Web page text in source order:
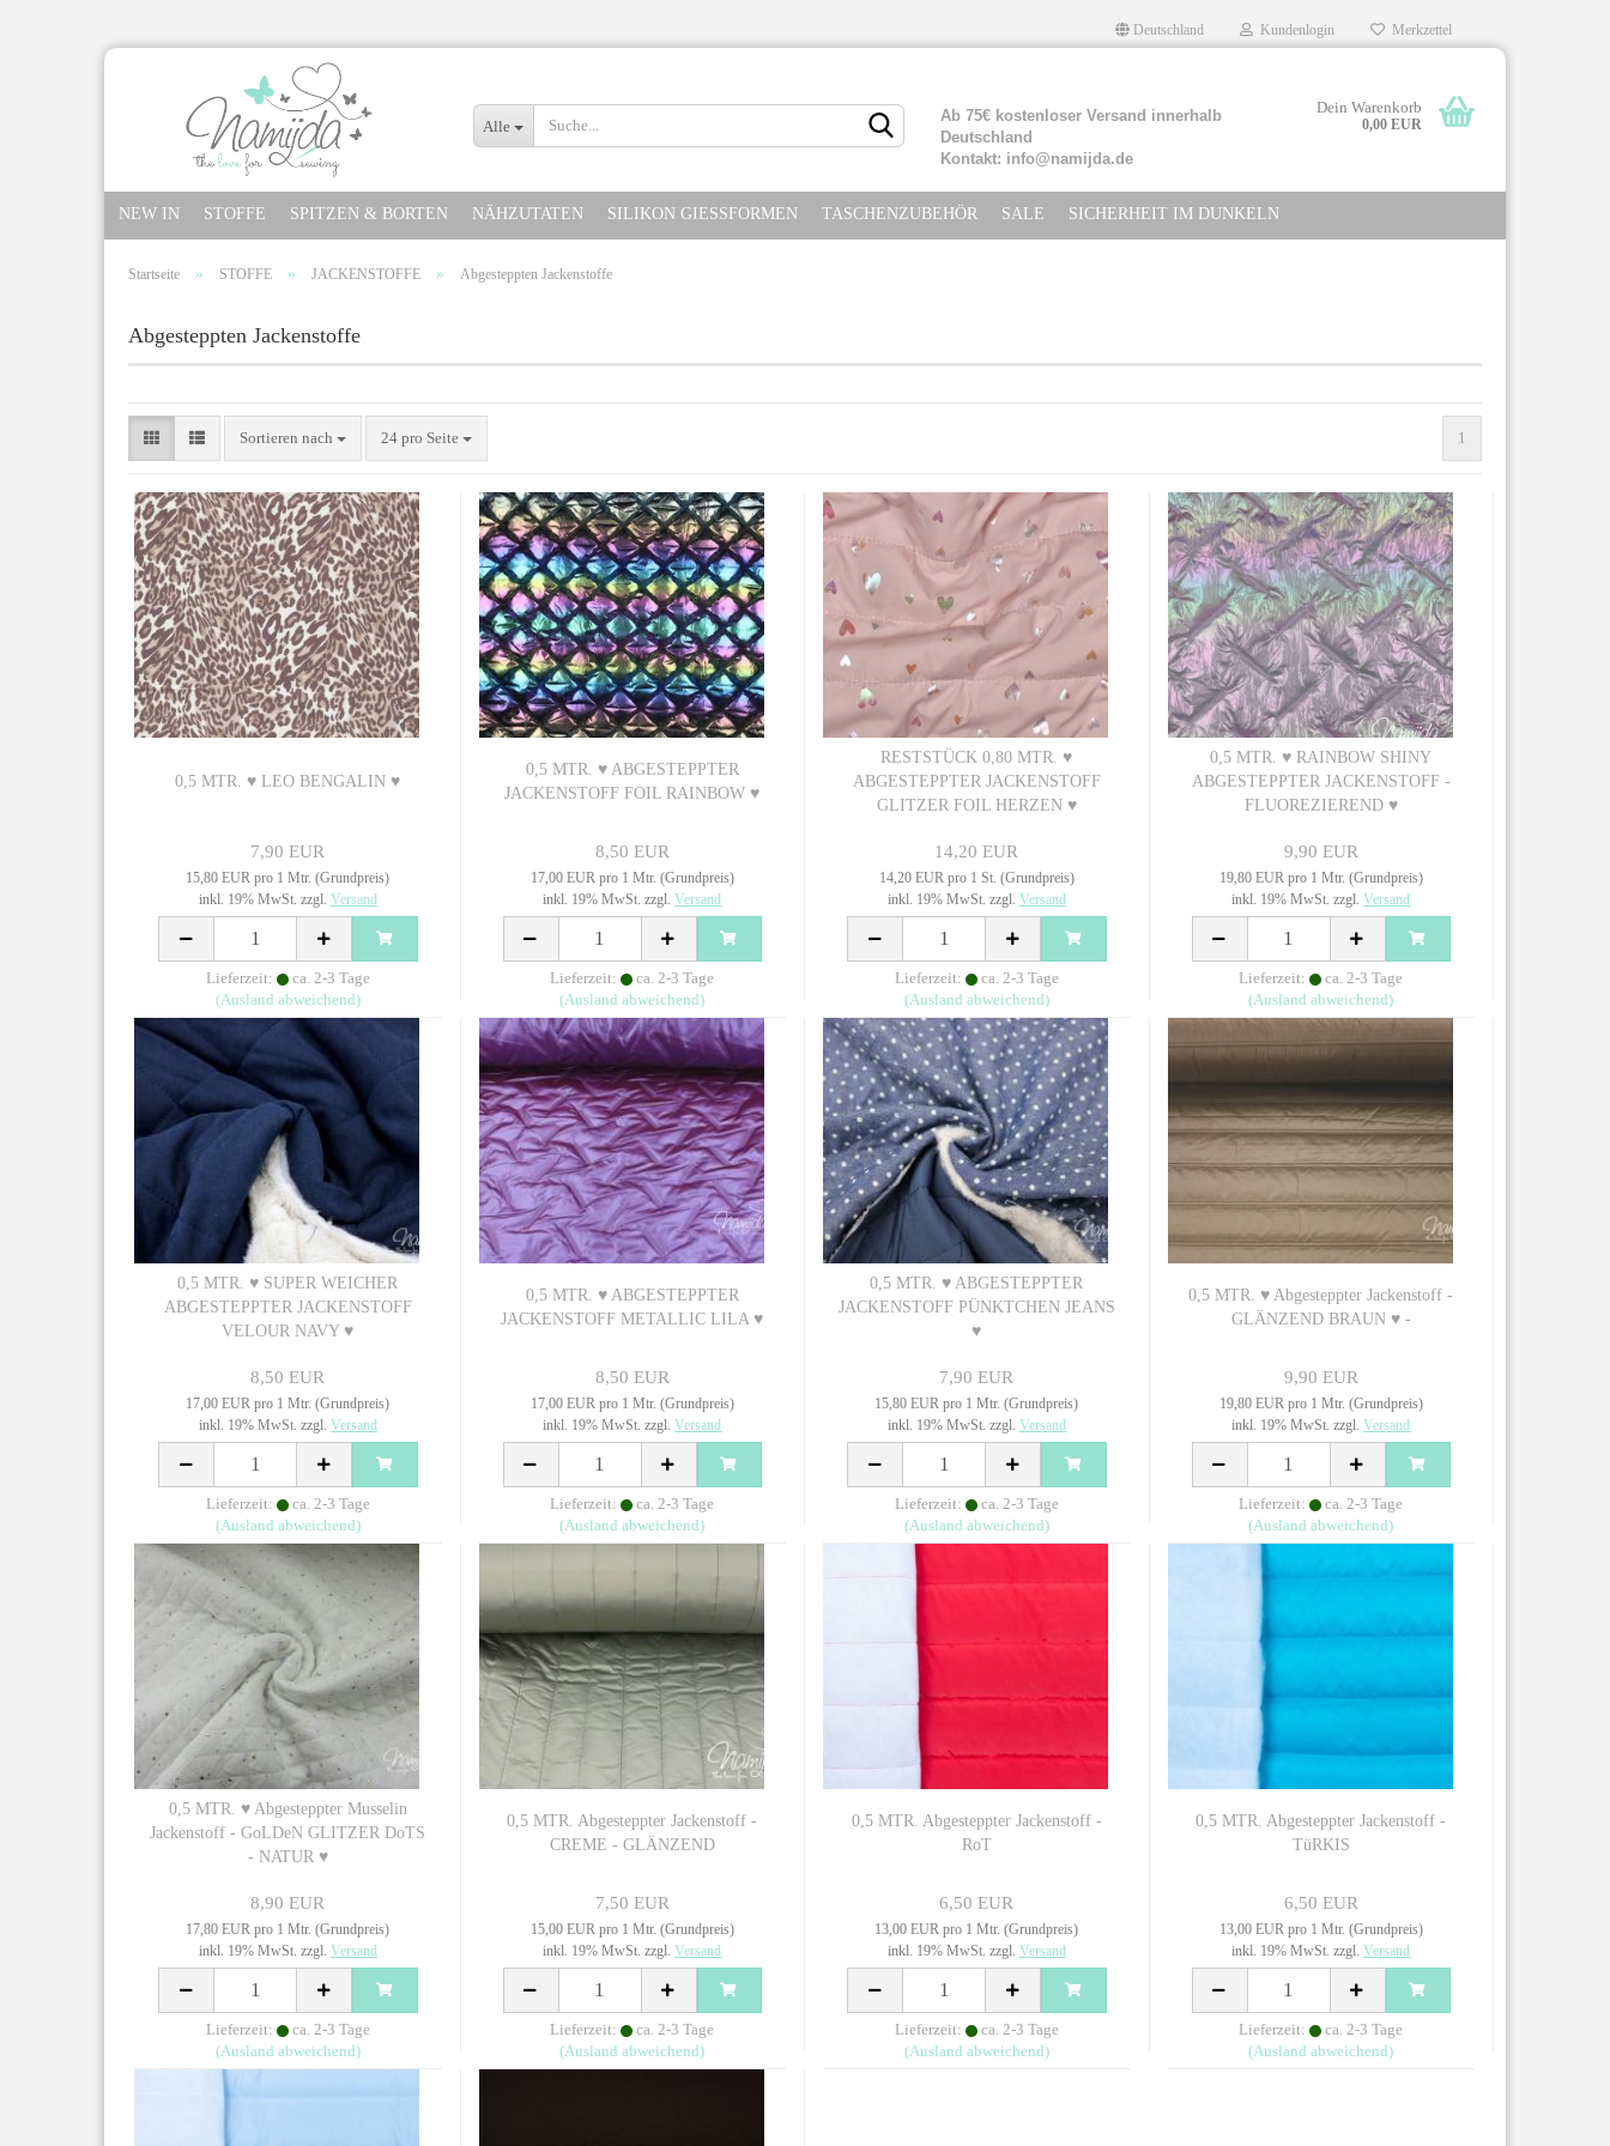
Deutschland Kundenlogin
Konto erstellen
Merkzettel
Alle
Ab 75€ kostenloser Versand innerhalb
Deutschland
Kontakt: info@namijda.de
Dein Warenkorb
0,00 EUR
NEW IN STOFFE SPITZEN & BORTEN NÄHZUTATEN SILIKON GIESSFORMEN TASCHENZUBEHÖR SALE SICHERHEIT IM DUNKELN
Startseite » STOFFE » JACKENSTOFFE » Abgesteppten Jackenstoffe
Abgesteppten Jackenstoffe
Sortieren nach 24 pro Seite 1
0,5 MTR. ♥ LEO BENGALIN ♥
7,90 EUR
15,80 EUR pro 1 Mtr. (Grundpreis)
inkl. 19% MwSt. zzgl. Versand
Lieferzeit:
ca. 2-3 Tage
(Ausland abweichend)
0,5 MTR. ♥ ABGESTEPPTER
JACKENSTOFF FOIL RAINBOW ♥
8,50 EUR
17,00 EUR pro 1 Mtr. (Grundpreis)
inkl. 19% MwSt. zzgl.Versand
Lieferzeit:
ca. 2-3 Tage
(Ausland abweichend)
RESTSTÜCK 0,80 MTR. ♥
ABGESTEPPTER JACKENSTOFF
GLITZER FOIL HERZEN ♥
14,20 EUR
14,20 EUR pro 1 St. (Grundpreis)
inkl. 19% MwSt. zzgl. Versand
Lieferzeit:
ca. 2-3 Tage
(Ausland abweichend)
0,5 MTR. ♥ RAINBOW SHINY
ABGESTEPPTER JACKENSTOFF -
FLUOREZIEREND ♥
9,90 EUR
19,80 EUR pro 1 Mtr. (Grundpreis)
inkl. 19% MwSt. zzgl.Versand
Lieferzeit:
ca. 2-3 Tage
(Ausland abweichend)
0,5 MTR. ♥ SUPER WEICHER
ABGESTEPPTER JACKENSTOFF
VELOUR NAVY ♥
8,50 EUR
17,00 EUR pro 1 Mtr. (Grundpreis)
inkl. 19% MwSt. zzgl. Versand
Lieferzeit:
ca. 2-3 Tage
(Ausland abweichend)
0,5 MTR. ♥ ABGESTEPPTER
JACKENSTOFF METALLIC LILA ♥
8,50 EUR
17,00 EUR pro 1 Mtr. (Grundpreis)
inkl. 19% MwSt. zzgl.Versand
Lieferzeit:
ca. 2-3 Tage
(Ausland abweichend)
0,5 MTR. ♥ ABGESTEPPTER
JACKENSTOFF PÜNKTCHEN JEANS
♥
7,90 EUR
15,80 EUR pro 1 Mtr. (Grundpreis)
inkl. 19% MwSt. zzgl. Versand
Lieferzeit:
ca. 2-3 Tage
(Ausland abweichend)
0,5 MTR. ♥ Abgesteppter Jackenstoff -
GLÄNZEND BRAUN ♥ -
9,90 EUR
19,80 EUR pro 1 Mtr. (Grundpreis)
inkl. 19% MwSt. zzgl.Versand
Lieferzeit:
ca. 2-3 Tage
(Ausland abweichend)
0,5 MTR. ♥ Abgesteppter Musselin
Jackenstoff - GoLDeN GLITZER DoTS
- NATUR ♥
8,90 EUR
17,80 EUR pro 1 Mtr. (Grundpreis)
inkl. 19% MwSt. zzgl. Versand
Lieferzeit:
ca. 2-3 Tage
(Ausland abweichend)
0,5 MTR. Abgesteppter Jackenstoff -
CREME - GLÄNZEND
7,50 EUR
15,00 EUR pro 1 Mtr. (Grundpreis)
inkl. 19% MwSt. zzgl.Versand
Lieferzeit:
ca. 2-3 Tage
(Ausland abweichend)
0,5 MTR. Abgesteppter Jackenstoff -
RoT
6,50 EUR
13,00 EUR pro 1 Mtr. (Grundpreis)
inkl. 19% MwSt. zzgl. Versand
Lieferzeit:
ca. 2-3 Tage
(Ausland abweichend)
0,5 MTR. Abgesteppter Jackenstoff -
TüRKIS
6,50 EUR
13,00 EUR pro 1 Mtr. (Grundpreis)
inkl. 19% MwSt. zzgl.Versand
Lieferzeit:
ca. 2-3 Tage
(Ausland abweichend)